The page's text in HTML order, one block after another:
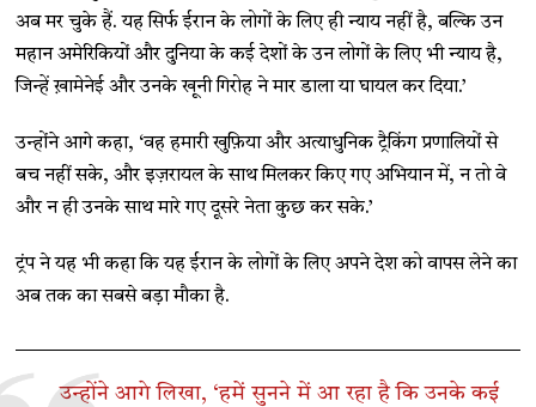
अब मर चुके हैं. यह सिर्फ ईरान के लोगों के लिए ही न्याय नहीं है, बल्कि उन
महान अमेरिकियों और दुनिया के कई देशों के उन लोगों के लिए भी न्याय है,
जिन्हें ख़ामेनेई और उनके खूनी गिरोह ने मार डाला या घायल कर दिया.’
उन्होंने आगे कहा, ‘वह हमारी खुफ़िया और अत्याधुनिक ट्रैकिंग प्रणालियों से
बच नहीं सके, और इज़रायल के साथ मिलकर किए गए अभियान में, न तो वे
और न ही उनके साथ मारे गए दूसरे नेता कुछ कर सके.’
ट्रंप ने यह भी कहा कि यह ईरान के लोगों के लिए अपने देश को वापस लेने का
अब तक का सबसे बड़ा मौका है.
उन्होंने आगे लिखा, ‘हमें सुनने में आ रहा है कि उनके कई